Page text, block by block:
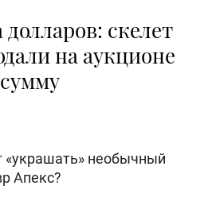
скелет
на аукционе
«украшать» необычный
Апекс?